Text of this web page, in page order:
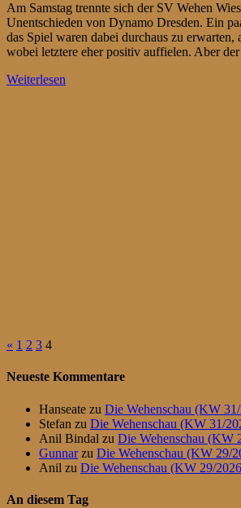
Am Samstag trennte sich der SV Wehen
Unentschieden von Dynamo Dresden. Ein
das Spiel waren dabei durchaus zu erwarten,
wobei letztere eher positiv auffielen. Aber
Weiterlesen
Seitennummerierung
der
« Vorherige
1 2 3 4
Neueste Kommentare
Hanseate zu Die Wehenschau (KW
Stefan zu Die Wehenschau (KW 31/
Anil Bindal zu Die Wehenschau (KW
Gunnarzu Die Wehenschau (KW 29/
Anil zu Die Wehenschau (KW 29/
An diesem Tag